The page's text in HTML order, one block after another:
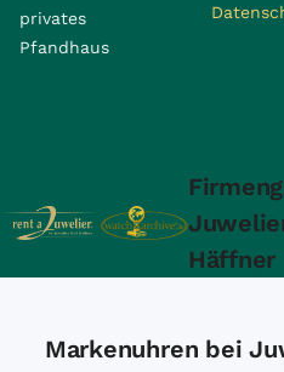
privates
Pfandhaus
Häffner
Markenuhren bei